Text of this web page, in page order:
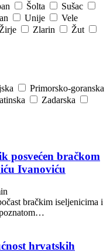
Šolta
Sušac
Unije
Vele
Žirje Zlarin
Žut
Primorsko-goranska
Zadarska
posvećen bračkom
Ivanoviću
bračkim iseljenicima i
hrvatskih